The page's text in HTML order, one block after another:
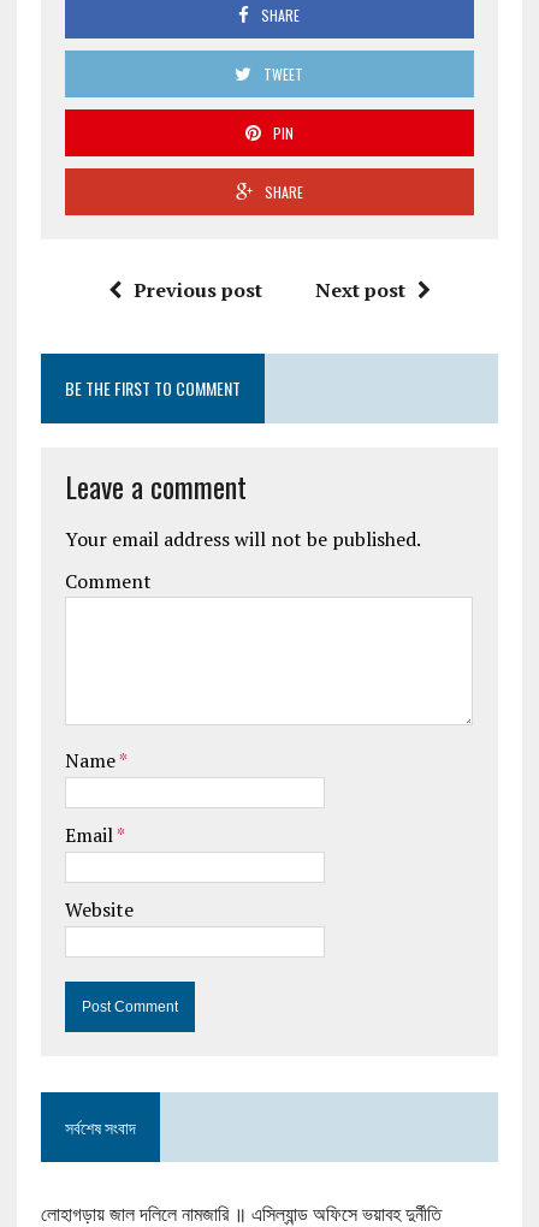
SHARE
TWEET
PIN
SHARE
Previous post Next post
BE THE FIRST TO COMMENT
Leave a comment
Your email address will not be published.
Comment
Name*
Email*
Website
সর্বশেষ সংবাদ
লোহাগড়ায় জাল দলিলে নামজারি ॥ এসিল্যান্ড অফিসে ভয়াবহ দুর্নীতি